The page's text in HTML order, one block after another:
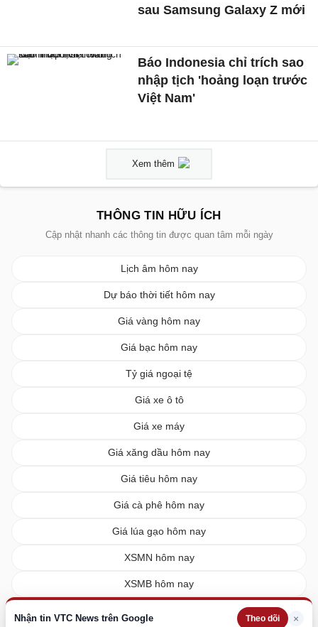
Nhận tin VTC News trên Google Theo dõi ×
sau Samsung Galaxy Z mới
Báo Indonesia chỉ trích sao
nhập tịch 'hoảng loạn trước
Việt Nam'
Xem thêm
THÔNG TIN HỮU ÍCH
Cập nhật nhanh các thông tin được quan tâm mỗi ngày
Lịch âm hôm nay
Dự báo thời tiết hôm nay
Giá vàng hôm nay
Giá bạc hôm nay
Tỷ giá ngoại tệ
Giá xe ô tô
Giá xe máy
Giá xăng dầu hôm nay
Giá tiêu hôm nay
Giá cà phê hôm nay
Giá lúa gạo hôm nay
XSMN hôm nay
XSMB hôm nay